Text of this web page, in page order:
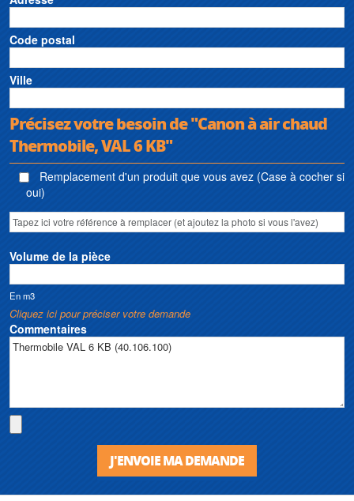
Code postal
Ville
Précisez votre besoin de "Canon à air chaud
Thermobile, VAL 6 KB"
Remplacement d'un produit que vous avez (Case à cocher si
oui)
Volume de la pièce
En m3
Cliquez ici pour préciser votre demande
Commentaires
J'ENVOIE MA DEMANDE